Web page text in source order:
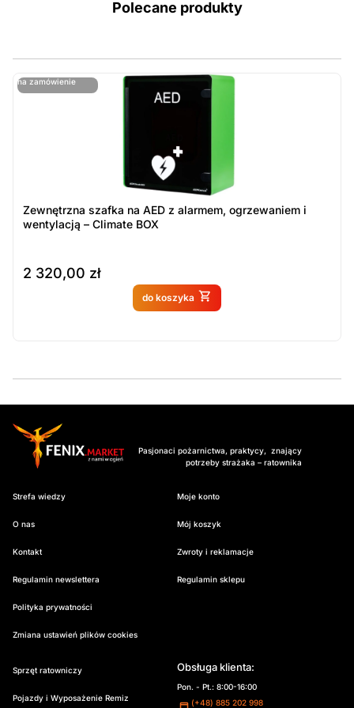
Polecane produkty
na zamówienie
ostatnie sztuki
Zewnętrzna szafka na AED z alarmem, ogrzewaniem i
wentylacją – Climate BOX
2 320,00 zł
do koszyka
Produkt dostępny na
Pasjonaci pożarnictwa, praktycy, znający
potrzeby strażaka – ratownika
Strefa wiedzy
O nas
Kontakt
Regulamin newslettera
Polityka prywatności
Zmiana ustawień plików cookies
Moje konto
Mój koszyk
Zwroty i reklamacje
Regulamin sklepu
Sprzęt ratowniczy
Pojazdy i Wyposażenie Remiz
Obsługa klienta:
Pon. - Pt.: 8:00-16:00
(+48) 885 202 998